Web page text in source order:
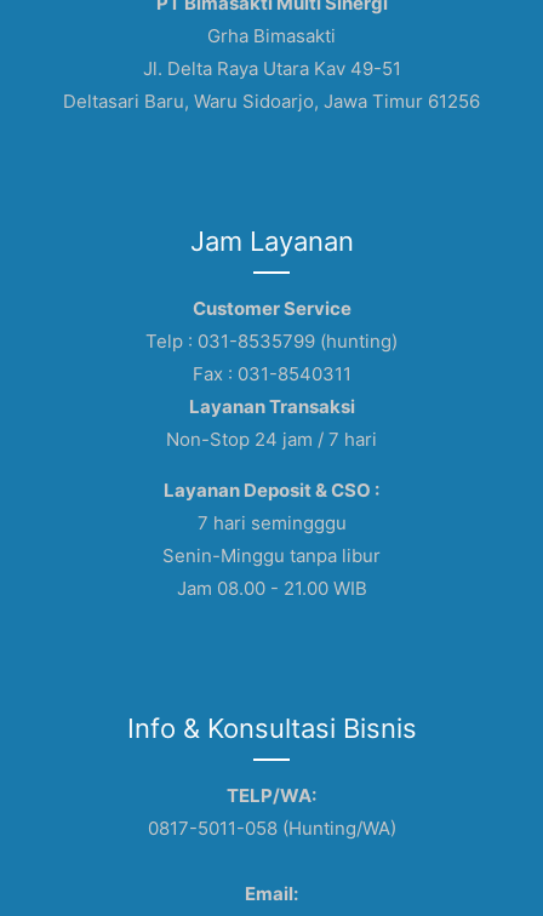
Grha Bimasakti
Jl. Delta Raya Utara Kav 49-51
Deltasari Baru, Waru Sidoarjo, Jawa Timur 61256
Jam Layanan
Customer Service
Telp : 031-8535799 (hunting)
Fax : 031-8540311
Layanan Transaksi
Non-Stop 24 jam / 7 hari
Layanan Deposit & CSO :
7 hari semingggu
Senin-Minggu tanpa libur
Jam 08.00 - 21.00 WIB
Info & Konsultasi Bisnis
TELP/WA:
0817-5011-058 (Hunting/WA)
Email: